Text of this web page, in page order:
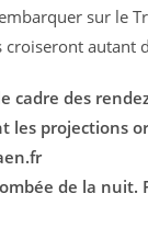
sur le
autant
cadre des
projections
de la